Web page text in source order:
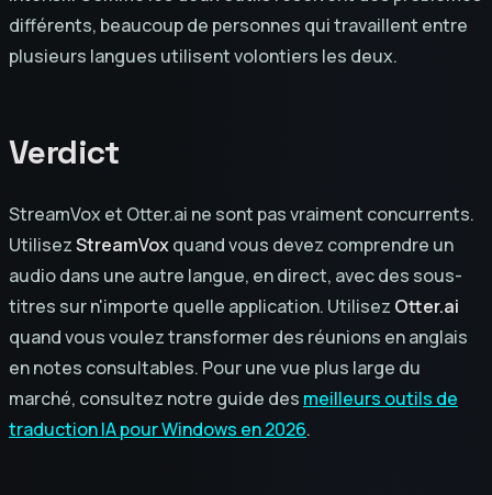
différents, beaucoup de personnes qui travaillent entre
plusieurs langues utilisent volontiers les deux.
Verdict
StreamVox et Otter.ai ne sont pas vraiment concurrents.
UtilisezStreamVoxquand vous devez comprendre un
audio dans une autre langue, en direct, avec des sous-
titres sur n'importe quelle application. Utilisez Otter.ai
quand vous voulez transformer des réunions en anglais
en notes consultables. Pour une vue plus large du
marché, consultez notre guide des meilleurs outils de
traduction IA pour Windows en 2026.